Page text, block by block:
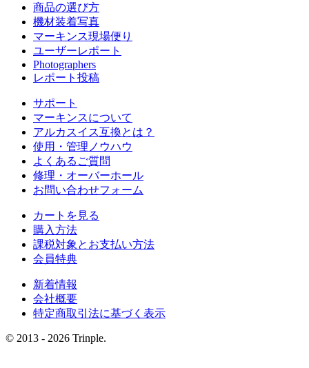
商品の選び方
機材装着写真
マーキンス現場便り
ユーザーレポート
Photographers
レポート投稿
サポート
マーキンスについて
アルカスイス互換とは？
使用・管理ノウハウ
よくあるご質問
修理・オーバーホール
お問い合わせフォーム
カートを見る
購入方法
課税対象とお支払い方法
会員特典
新着情報
会社概要
特定商取引法に基づく表示
© 2013 - 2026 Trinple.